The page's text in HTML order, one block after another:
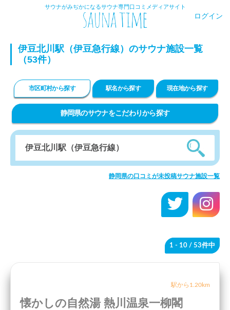
サウナがみぢかになるサウナ専門口コミメディアサイト
ログイン
伊豆北川駅（伊豆急行線）のサウナ施設一覧
（53件）
市区町村から探す 駅名から探す 現在地から探す
静岡県のサウナをこだわりから探す
静岡県の口コミが未投稿サウナ施設一覧
1 - 10 / 53件中
駅から1.20km
懐かしの自然湯 熱川温泉一柳閣